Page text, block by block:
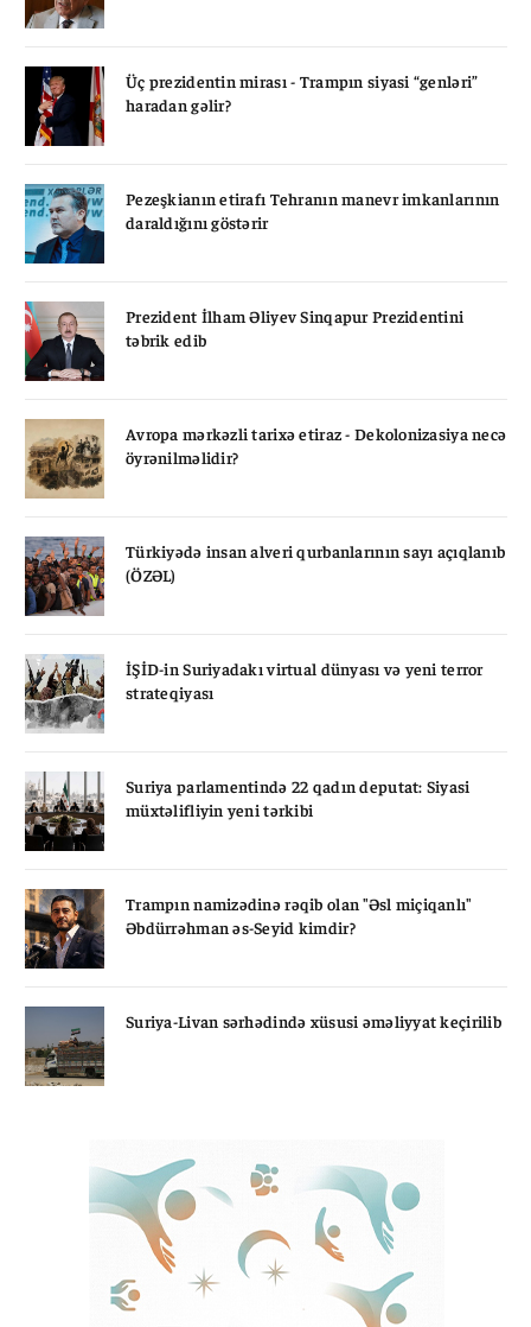
Üç prezidentin mirası - Trampın siyasi “genləri”
haradan gəlir?
Pezeşkianın etirafı Tehranın manevr imkanlarının
daraldığını göstərir
Prezident İlham Əliyev Sinqapur Prezidentini
təbrik edib
Avropa mərkəzli tarixə etiraz - Dekolonizasiya necə
öyrənilməlidir?
Türkiyədə insan alveri qurbanlarının sayı açıqlanıb
(ÖZƏL)
İŞİD-in Suriyadakı virtual dünyası və yeni terror
strateqiyası
Suriya parlamentində 22 qadın deputat: Siyasi
müxtəlifliyin yeni tərkibi
Trampın namizədinə rəqib olan "Əsl miçiqanlı"
Əbdürrəhman əs-Seyid kimdir?
Suriya-Livan sərhədində xüsusi əməliyyat keçirilib